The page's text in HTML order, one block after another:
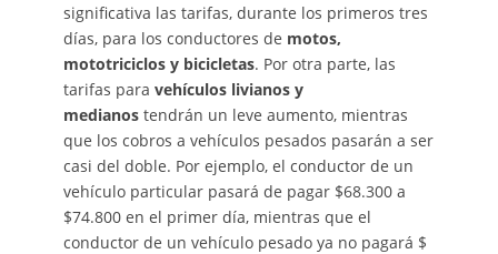
significativa las tarifas, durante los primeros tres
días, para los conductores de motos,
mototriciclos y bicicletas. Por otra parte, las
tarifas para vehículos livianos y
medianos tendrán un leve aumento, mientras
que los cobros a vehículos pesados pasarán a ser
casi del doble. Por ejemplo, el conductor de un
vehículo particular pasará de pagar $68.300 a
$74.800 en el primer día, mientras que el
conductor de un vehículo pesado ya no pagará $